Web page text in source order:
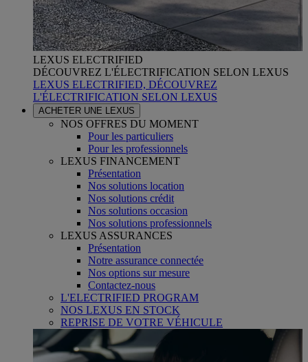
LEXUS ELECTRIFIED
DÉCOUVREZ L'ÉLECTRIFICATION SELON LEXUS
LEXUS ELECTRIFIED, DÉCOUVREZ
L'ÉLECTRIFICATION SELON LEXUS
ACHETER UNE LEXUS
NOS OFFRES DU MOMENT
Pour les particuliers
Pour les professionnels
LEXUS FINANCEMENT
Présentation
Nos solutions location
Nos solutions crédit
Nos solutions occasion
Nos solutions professionnels
LEXUS ASSURANCES
Présentation
Notre assurance connectée
Nos options sur mesure
Contactez-nous
L'ELECTRIFIED PROGRAM
NOS LEXUS EN STOCK
REPRISE DE VOTRE VÉHICULE